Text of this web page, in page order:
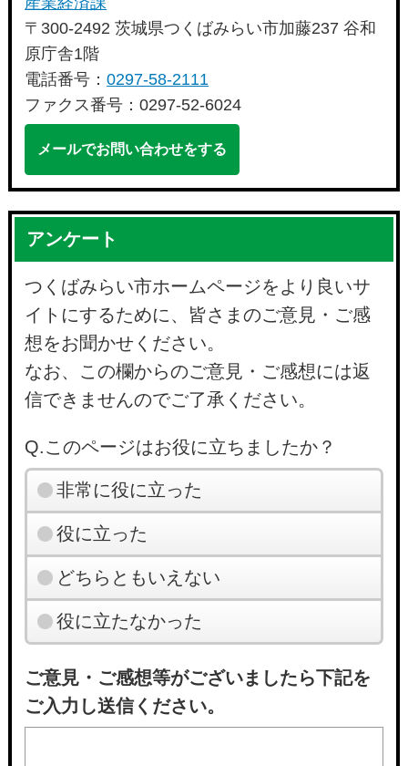
〒300-2492 茨城県つくばみらい市加藤237 谷和
原庁舎1階
電話番号：0297-58-2111
ファクス番号：0297-52-6024
メールでお問い合わせをする
アンケート
つくばみらい市ホームページをより良いサ
イトにするために、皆さまのご意見・ご感
想をお聞かせください。
なお、この欄からのご意見・ご感想には返
信できませんのでご了承ください。
Q.このページはお役に立ちましたか？
非常に役に立った
役に立った
どちらともいえない
役に立たなかった
ご意見・ご感想等がございましたら下記を
ご入力し送信ください。